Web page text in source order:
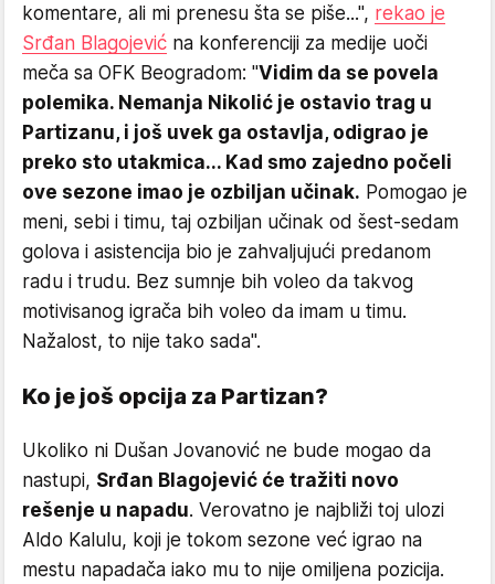
komentare, ali mi prenesu šta se piše...", rekao je
Srđan Blagojević na konferenciji za medije uoči
meča sa OFK Beogradom: "Vidim da se povela
polemika. Nemanja Nikolić je ostavio trag u
Partizanu, i još uvek ga ostavlja, odigrao je
preko sto utakmica... Kad smo zajedno počeli
ove sezone imao je ozbiljan učinak. Pomogao je
meni, sebi i timu, taj ozbiljan učinak od šest-sedam
golova i asistencija bio je zahvaljujući predanom
radu i trudu. Bez sumnje bih voleo da takvog
motivisanog igrača bih voleo da imam u timu.
Nažalost, to nije tako sada".
Ko je još opcija za Partizan?
Ukoliko ni Dušan Jovanović ne bude mogao da
nastupi, Srđan Blagojević će tražiti novo
rešenje u napadu. Verovatno je najbliži toj ulozi
Aldo Kalulu, koji je tokom sezone već igrao na
mestu napadača iako mu to nije omiljena pozicija.